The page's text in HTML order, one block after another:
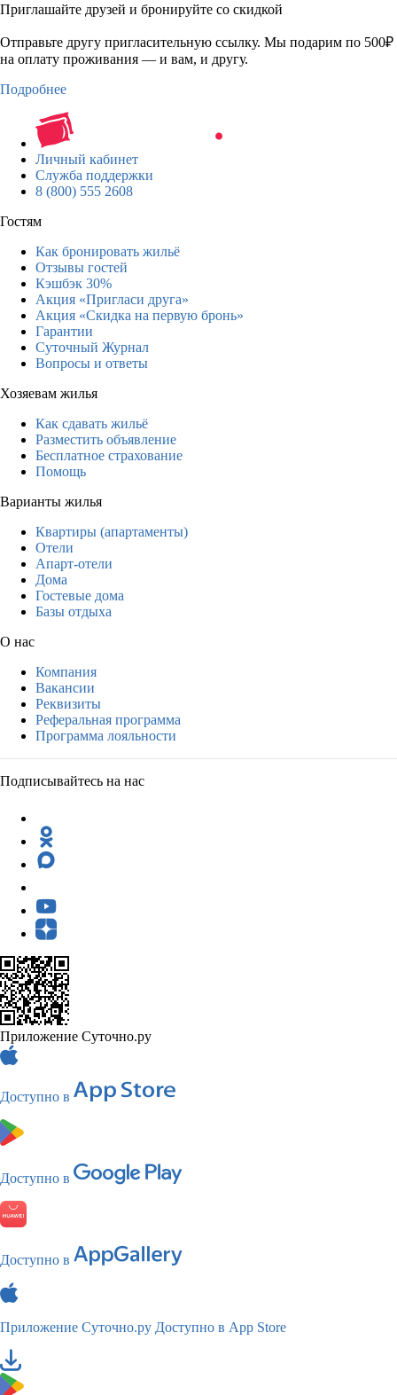
Приглашайте друзей и бронируйте со скидкой
Отправьте другу пригласительную ссылку. Мы подарим по 500₽
на оплату проживания — и вам, и другу.
Подробнее
Личный кабинет
Служба поддержки
8 (800) 555 2608
Гостям
Как бронировать жильё
Отзывы гостей
Кэшбэк 30%
Акция «Пригласи друга»
Акция «Скидка на первую бронь»
Гарантии
Суточный Журнал
Вопросы и ответы
Хозяевам жилья
Как сдавать жильё
Разместить объявление
Бесплатное страхование
Помощь
Варианты жилья
Квартиры (апартаменты)
Отели
Апарт-отели
Дома
Гостевые дома
Базы отдыха
О нас
Компания
Вакансии
Реквизиты
Реферальная программа
Программа лояльности
Подписывайтесь на нас
Приложение Суточно.ру
Доступно в
Доступно в
Доступно в
Приложение Суточно.ру Доступно в App Store